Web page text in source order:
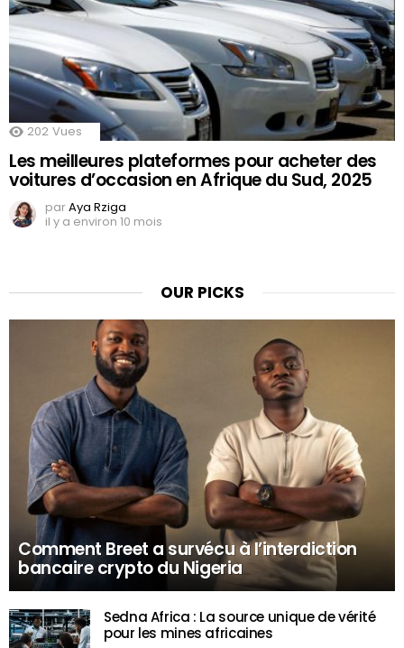
202 Vues
Les meilleures plateformes pour acheter des
voitures d’occasion en Afrique du Sud, 2025
parAya Rziga
il y a environ 10 mois
OUR PICKS
Comment Breet a survécu à l’interdiction
bancaire crypto du Nigeria
Sedna Africa : La source unique de vérité
pour les mines africaines